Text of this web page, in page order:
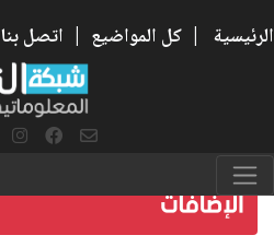
الرئيسية | كل المواضيع | اتصل بنا